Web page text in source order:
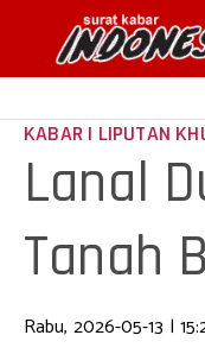
KABAR | LIPUTAN
Lanal
Tanah
Rabu, 2026-05-13 |